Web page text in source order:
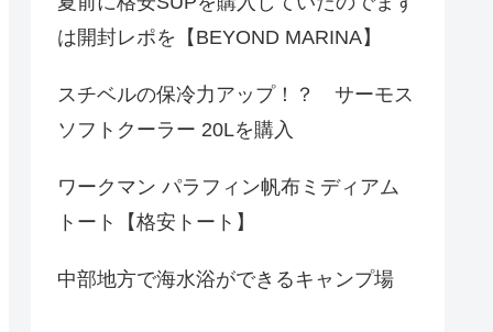
は開封レポを【BEYOND MARINA】
スチベルの保冷力アップ！？ サーモス
ソフトクーラー 20Lを購入
ワークマン パラフィン帆布ミディアム
トート【格安トート】
中部地方で海水浴ができるキャンプ場